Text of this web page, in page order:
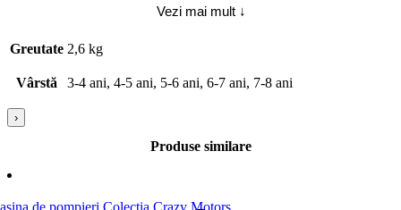
jucaria/produsul copilului. Va rugam sa supravegheati copilul in timp
pentru referinte viitoare. Pastrati jucaria/produsul departe de foc,
feriti jucaria/produsul de temperaturi ridicate si umiditate.
Material piese 6372: lemn; Abilitati dezvoltate 7731: Coordonarea
mana-ochi; Tip produs: [5704]: Jucarie de lemn;
Vezi mai mult ↓
Greutate 2,6 kg
Vârstă 3-4 ani, 4-5 ani, 5-6 ani, 6-7 ani, 7-8 ani
›
Produse similare